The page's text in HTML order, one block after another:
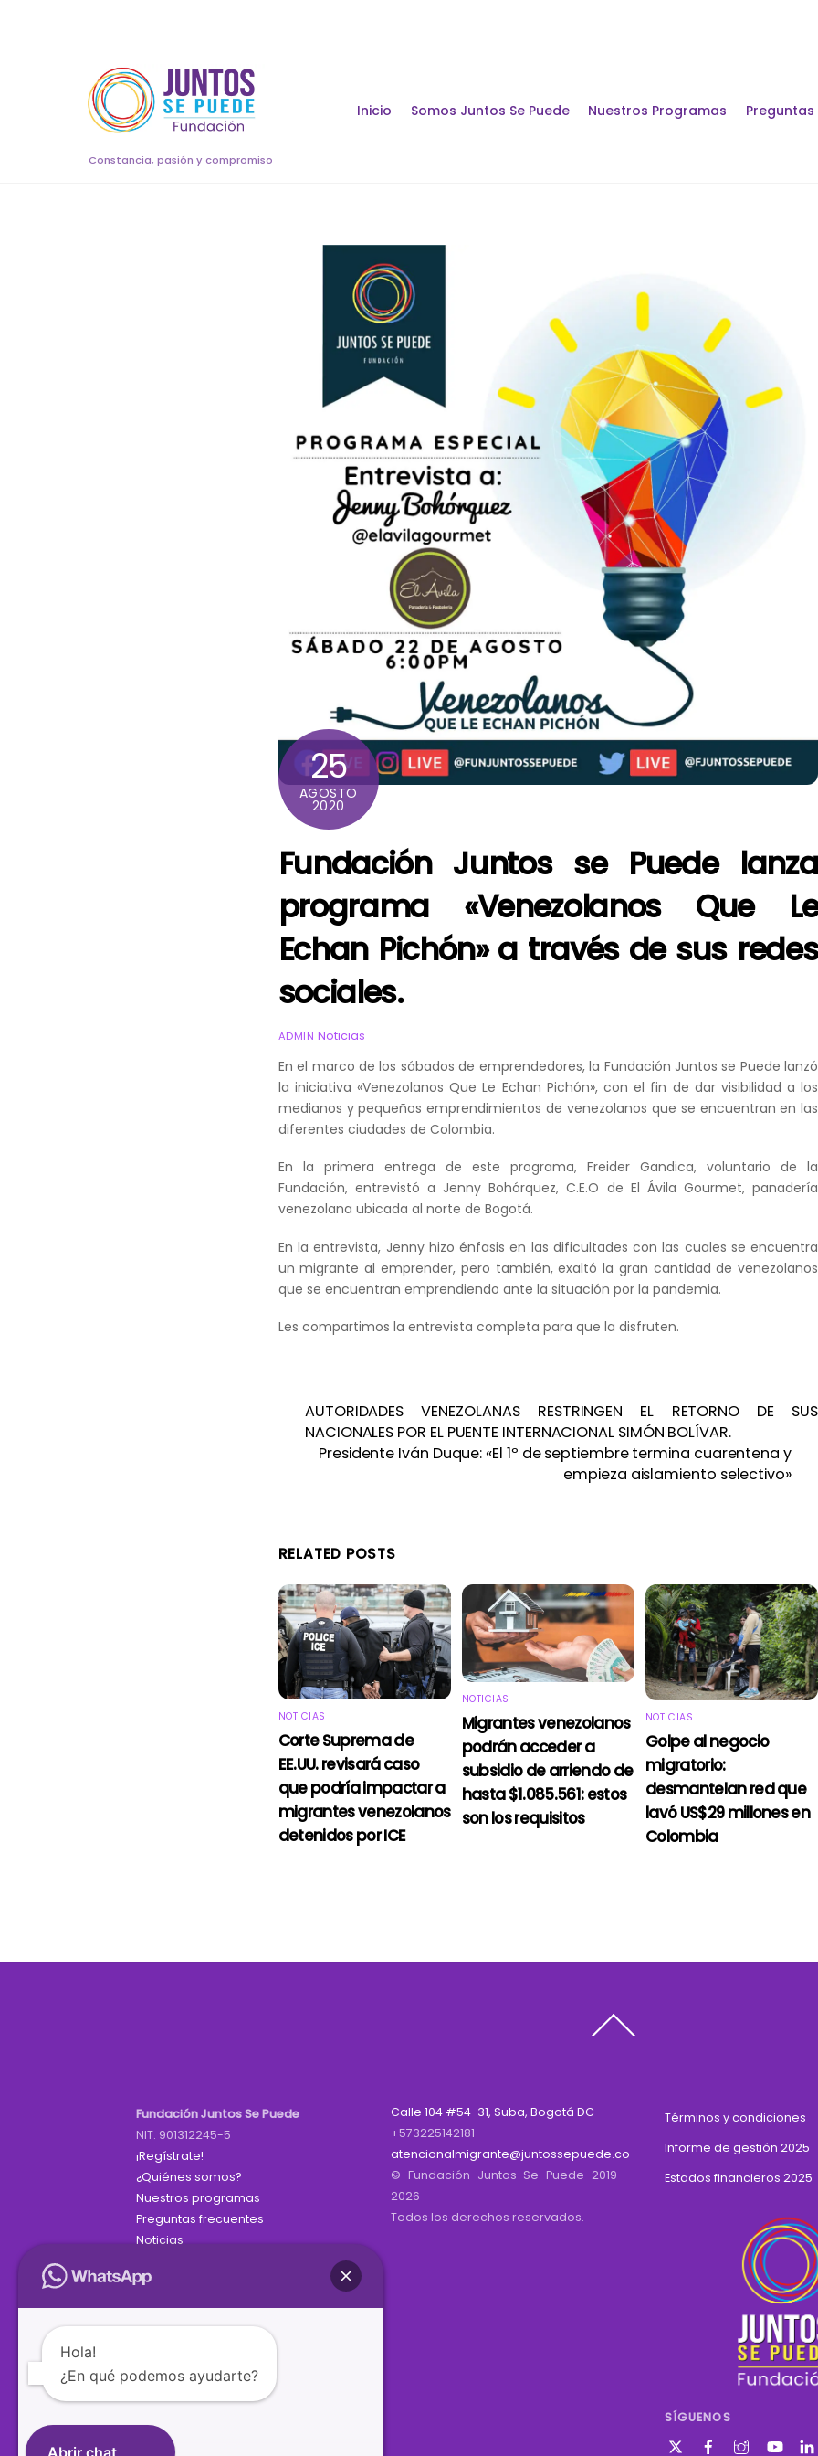
Constancia, pasión y compromiso
Inicio Somos Juntos Se Puede Nuestros Programas
25
AGOSTO
2020
Fundación Juntos se Puede lanza
programa «Venezolanos Que Le
Echan Pichón» a través de sus redes
sociales.
ADMIN Noticias
En el marco de los sábados de emprendedores, la Fundación Juntos se Puede lanzó
la iniciativa «Venezolanos Que Le Echan Pichón», con el fin de dar visibilidad a los
medianos y pequeños emprendimientos de venezolanos que se encuentran en las
diferentes ciudades de Colombia.
En la primera entrega de este programa, Freider Gandica, voluntario de la
Fundación, entrevistó a Jenny Bohórquez, C.E.O de El Ávila Gourmet, panadería
venezolana ubicada al norte de Bogotá.
En la entrevista, Jenny hizo énfasis en las dificultades con las cuales se encuentra
un migrante al emprender, pero también, exaltó la gran cantidad de venezolanos
que se encuentran emprendiendo ante la situación por la pandemia.
Les compartimos la entrevista completa para que la disfruten.
AUTORIDADES VENEZOLANAS RESTRINGEN EL RETORNO DE SUS
NACIONALES POR EL PUENTE INTERNACIONAL SIMÓN BOLÍVAR.
Presidente Iván Duque: «El 1º de septiembre termina cuarentena y
empieza aislamiento selectivo»
RELATED POSTS
NOTICIAS
Corte Suprema de
EE.UU. revisará caso
que podría impactar a
migrantes venezolanos
detenidos por ICE
NOTICIAS
Migrantes venezolanos
podrán acceder a
subsidio de arriendo de
hasta $1.085.561: estos
son los requisitos
NOTICIAS
Golpe al negocio
migratorio:
desmantelan red que
lavó US$29 millones en
Colombia
To
Fundación Juntos Se Puede
NIT: 901312245-5
¡Regístrate!
¿Quiénes somos?
Nuestros programas
Preguntas frecuentes
Noticias
Calle 104 #54-31, Suba, Bogotá DC
+573225142181
atencionalmigrante@juntossepuede.co
© Fundación Juntos Se Puede 2019 -
2026
Todos los derechos reservados.
Términos y condiciones
Informe de gestión 2025
Estados financieros 2025
SÍGUENOS
Hola!
¿En qué podemos ayudarte?
Abrir chat